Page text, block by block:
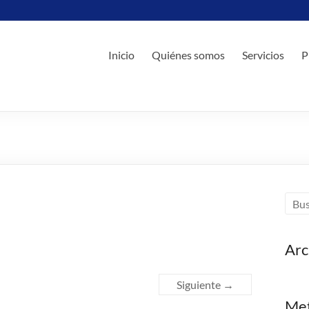
Inicio Quiénes somos Servicios
Siguiente →